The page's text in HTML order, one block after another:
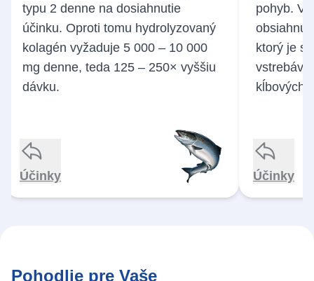
typu 2 denne na dosiahnutie
účinku. Oproti tomu hydrolyzovaný
kolagén vyžaduje 5 000 – 10 000
mg denne, teda 125 – 250× vyššiu
dávku.
Účinky
trojskrutkovicová štruktúra pre
optimálne vstrebávanie v tele.
pohyb. V
ktorý je
vstrebáva
kĺbových
Účinky
Pohodlie pre Vaše